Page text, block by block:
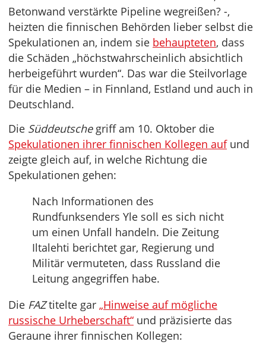
Betonwand verstärkte Pipeline wegreißen? -,
heizten die finnischen Behörden lieber selbst die
Spekulationen an, indem sie behaupteten, dass
die Schäden „höchstwahrscheinlich absichtlich
herbeigeführt wurden“. Das war die Steilvorlage
für die Medien – in Finnland, Estland und auch in
Deutschland.
Die Süddeutschegriff am 10. Oktober die
Spekulationen ihrer finnischen Kollegen aufund
zeigte gleich auf, in welche Richtung die
Spekulationen gehen:
Nach Informationen des
Rundfunksenders Yle soll es sich nicht
um einen Unfall handeln. Die Zeitung
Iltalehti berichtet gar, Regierung und
Militär vermuteten, dass Russland die
Leitung angegriffen habe.
Die FAZtitelte gar „Hinweise auf mögliche
russische Urheberschaft“ und präzisierte das
Geraune ihrer finnischen Kollegen: